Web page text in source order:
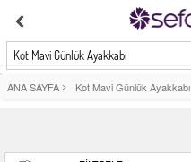
Kot Mavi Günlük Ayakkabı
ANA SAYFA > Kot Mavi Günlük Ayakkabı